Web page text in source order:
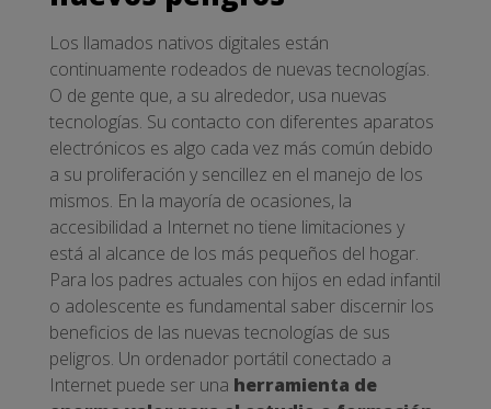
Los llamados nativos digitales están
continuamente rodeados de nuevas tecnologías.
O de gente que, a su alrededor, usa nuevas
tecnologías. Su contacto con diferentes aparatos
electrónicos es algo cada vez más común debido
a su proliferación y sencillez en el manejo de los
mismos. En la mayoría de ocasiones, la
accesibilidad a Internet no tiene limitaciones y
está al alcance de los más pequeños del hogar.
Para los padres actuales con hijos en edad infantil
o adolescente es fundamental saber discernir los
beneficios de las nuevas tecnologías de sus
peligros. Un ordenador portátil conectado a
Internet puede ser una herramienta de